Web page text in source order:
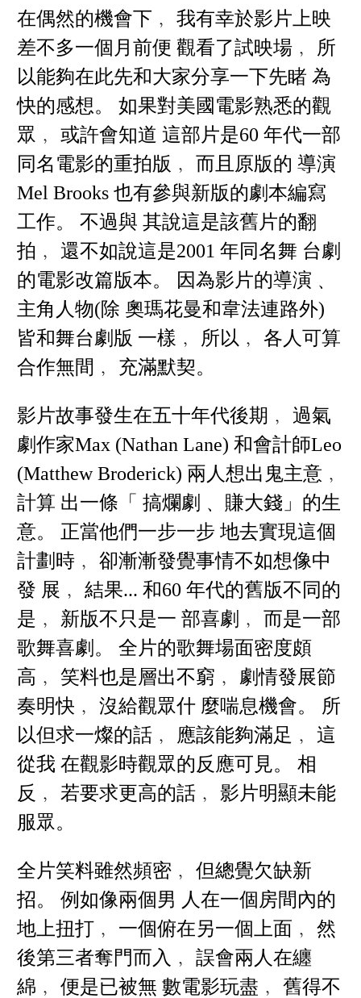
在偶然的機會下﹐ 我有幸於影片上映
差不多一個月前便 觀看了試映場﹐ 所
以能夠在此先和大家分享一下先睹 為
快的感想。 如果對美國電影熟悉的觀
眾﹐ 或許會知道 這部片是60 年代一部
同名電影的重拍版﹐ 而且原版的 導演
Mel Brooks 也有參與新版的劇本編寫
工作。 不過與 其說這是該舊片的翻
拍﹐ 還不如說這是2001 年同名舞 台劇
的電影改篇版本。 因為影片的導演﹑
主角人物(除 奧瑪花曼和韋法連路外)
皆和舞台劇版 一樣﹐ 所以﹐ 各人可算
合作無間﹐ 充滿默契。
影片故事發生在五十年代後期﹐ 過氣
劇作家Max (Nathan Lane) 和會計師Leo
(Matthew Broderick) 兩人想出鬼主意﹐
計算 出一條「 搞爛劇﹑ 賺大錢」的生
意。 正當他們一步一步 地去實現這個
計劃時﹐ 卻漸漸發覺事情不如想像中
發 展﹐ 結果... 和60 年代的舊版不同的
是﹐ 新版不只是一 部喜劇﹐ 而是一部
歌舞喜劇。 全片的歌舞場面密度頗
高﹐ 笑料也是層出不窮﹐ 劇情發展節
奏明快﹐ 沒給觀眾什 麼喘息機會。 所
以但求一燦的話﹐ 應該能夠滿足﹐ 這
從我 在觀影時觀眾的反應可見。 相
反﹐ 若要求更高的話﹐ 影片明顯未能
服眾。
全片笑料雖然頻密﹐ 但總覺欠缺新
招。 例如像兩個男 人在一個房間內的
地上扭打﹐ 一個俯在另一個上面﹐ 然
後第三者奪門而入﹐ 誤會兩人在纏
綿﹐ 便是已被無 數電影玩盡﹐ 舊得不